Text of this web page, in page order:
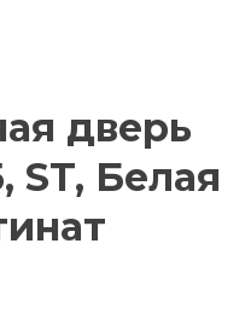
дверь
ST, Белая